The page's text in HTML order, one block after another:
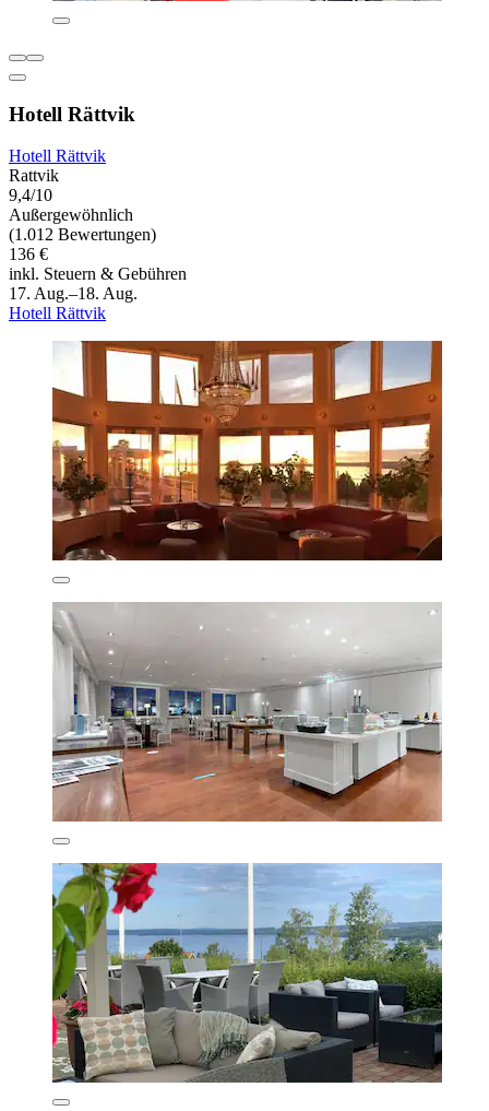
Hotell Rättvik
Hotell Rättvik
Rattvik
9,4/10
Außergewöhnlich
(1.012 Bewertungen)
136 €
inkl. Steuern & Gebühren
17. Aug.–18. Aug.
Hotell Rättvik